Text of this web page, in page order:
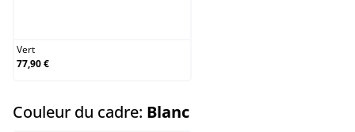
Vert
77,90 €
Couleur du cadre: Blancselect